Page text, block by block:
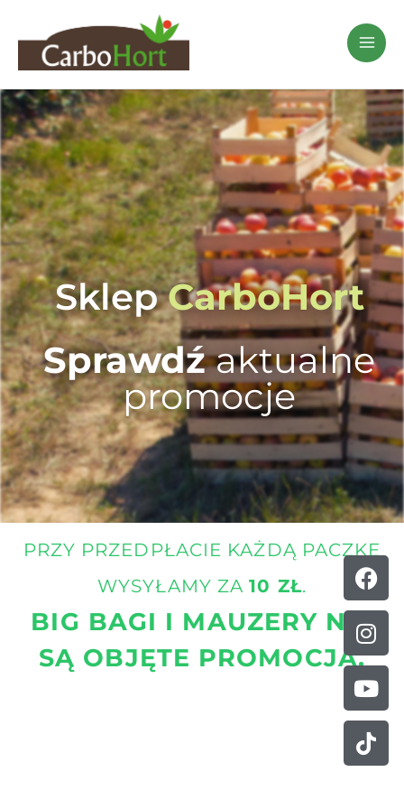
treści
SklepCarboHort
Sprawdźaktualne
promocje
PRZY PRZEDPŁACIE KAŻDĄ PACZKĘ
WYSYŁAMY ZA10 ZŁ.
BIG BAGI I MAUZERY NIE
SĄ OBJĘTE PROMOCJĄ.
f